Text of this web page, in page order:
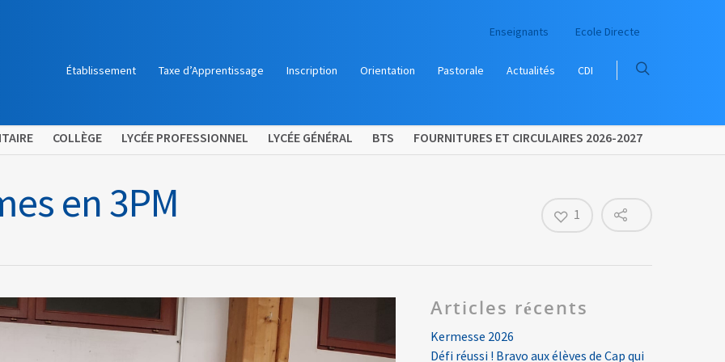
COLLÈGE LYCÉE PROFESSIONNEL LYCÉE GÉNÉRAL BTS FOURNITURES ET CIRCULAIRES 2026-2027
Enseignants Ecole Directe
Établissement Taxe d’Apprentissage Inscription Orientation Pastorale Actualités CDI
en 3PM 1
Articles récents
Kermesse 2026
Défi réussi ! Bravo aux élèves de Cap qui